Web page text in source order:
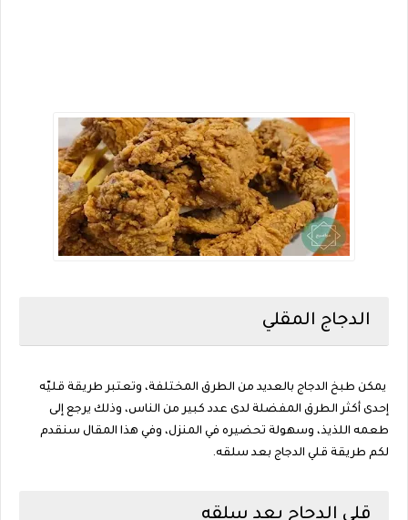
الدجاج المقلي
يمكن طبخ الدجاج بالعديد من الطرق المختلفة، وتعتبر طريقة قليّه
إحدى أكثر الطرق المفضلة لدى عدد كبير من الناس، وذلك يرجع إلى
طعمه اللذيذ، وسهولة تحضيره في المنزل، وفي هذا المقال سنقدم
لكم طريقة قلي الدجاج بعد سلقه.
قلي الدجاج بعد سلقه